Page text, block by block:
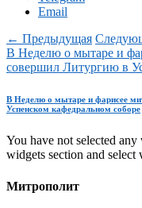
Email
← Предыдущая
В Неделю о мытаре и
совершил Литургию в
В Неделю о мытаре и фарисее
Успенском кафедральном соборе
You have not selected
widgets section and select
Митрополит